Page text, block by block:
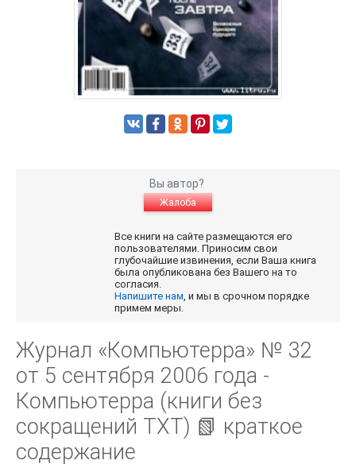
Вы автор?
Жалоба
Все книги на сайте размещаются его
пользователями. Приносим свои
глубочайшие извинения, если Ваша книга
была опубликована без Вашего на то
согласия.
Напишите нам, и мы в срочном порядке
примем меры.
Журнал «Компьютерра» № 32
от 5 сентября 2006 года -
Компьютерра (книги без
сокращений TXT) 📗 краткое
содержание